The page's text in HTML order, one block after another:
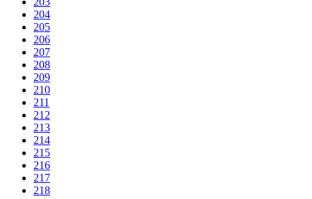
204
205
206
207
208
209
210
211
212
213
214
215
216
217
218